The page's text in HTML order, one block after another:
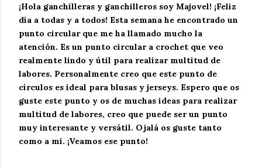
¡Hola ganchilleras y ganchilleros soy Majovel! ¡Feliz
día a todas y a todos! Esta semana he encontrado un
punto circular que me ha llamado mucho la
atención. Es un punto circular a crochet que veo
realmente lindo y útil para realizar multitud de
labores. Personalmente creo que este punto de
círculos es ideal para blusas y jerseys. Espero que os
guste este punto y os de muchas ideas para realizar
multitud de labores, creo que puede ser un punto
muy interesante y versátil. Ojalá os guste tanto
como a mi. ¡Veamos ese punto!